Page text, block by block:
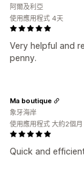
Very helpful and
penny.
阿爾及利亞
使用應用程式 4天
Quick and
Ma boutique
象牙海岸
使用應用程式 大約2個月